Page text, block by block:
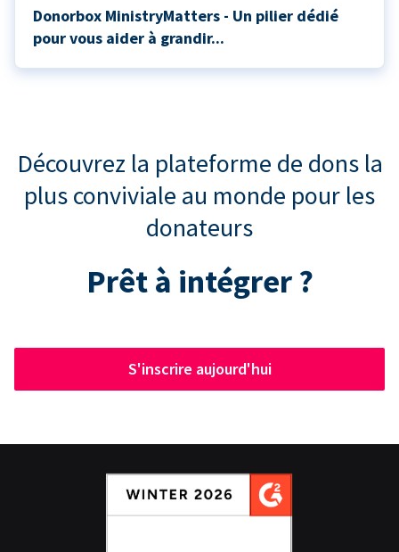
Donorbox MinistryMatters - Un pilier dédié
pour vous aider à grandir...
Découvrez la plateforme de dons la
plus conviviale au monde pour les
donateurs
Prêt à intégrer ?
S'inscrire aujourd'hui